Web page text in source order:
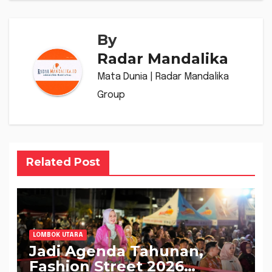
By
Radar Mandalika
Mata Dunia | Radar Mandalika
Group
Related Post
LOMBOK UTARA
Jadi Agenda Tahunan,
Fashion Street 2026